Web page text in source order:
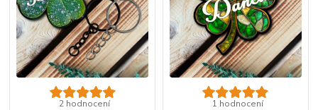
2 hodnocení
1 hodnocení